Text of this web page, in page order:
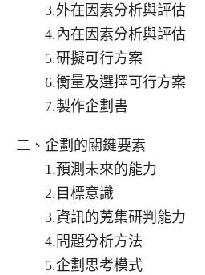
3.外在因素分析與評估
4.內在因素分析與評估
5.研擬可行方案
6.衡量及選擇可行方案
7.製作企劃書
二、企劃的關鍵要素
1.預測未來的能力
2.目標意識
3.資訊的蒐集研判能力
4.問題分析方法
5.企劃思考模式